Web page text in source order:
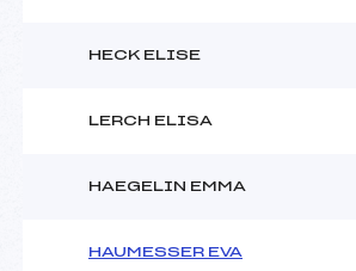
HECK ELISE
LERCH ELISA
HAEGELIN EMMA
HAUMESSER EVA